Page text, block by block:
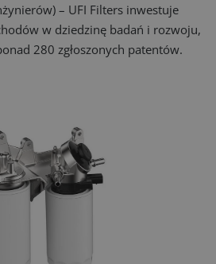
– UFI Filters inwestuje
w dziedzinę badań i rozwoju,
280 zgłoszonych patentów.